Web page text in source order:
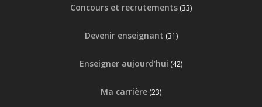
Concours et recrutements (33)
Devenir enseignant (31)
Enseigner aujourd’hui (42)
Ma carrière (23)